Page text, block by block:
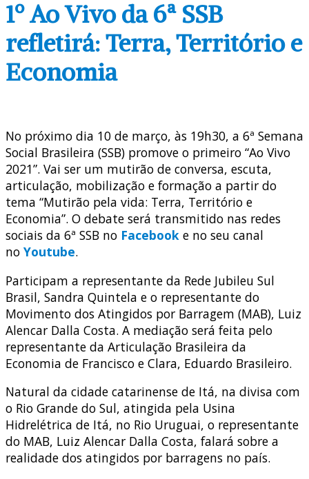
1º Ao Vivo da 6ª SSB
refletirá: Terra, Território e
Economia
No próximo dia 10 de março, às 19h30, a 6ª Semana
Social Brasileira (SSB) promove o primeiro “Ao Vivo
2021”. Vai ser um mutirão de conversa, escuta,
articulação, mobilização e formação a partir do
tema “Mutirão pela vida: Terra, Território e
Economia”. O debate será transmitido nas redes
sociais da 6ª SSB no Facebook e no seu canal
no Youtube.
Participam a representante da Rede Jubileu Sul
Brasil, Sandra Quintela e o representante do
Movimento dos Atingidos por Barragem (MAB), Luiz
Alencar Dalla Costa. A mediação será feita pelo
representante da Articulação Brasileira da
Economia de Francisco e Clara, Eduardo Brasileiro.
Natural da cidade catarinense de Itá, na divisa com
o Rio Grande do Sul, atingida pela Usina
Hidrelétrica de Itá, no Rio Uruguai, o representante
do MAB, Luiz Alencar Dalla Costa, falará sobre a
realidade dos atingidos por barragens no país.